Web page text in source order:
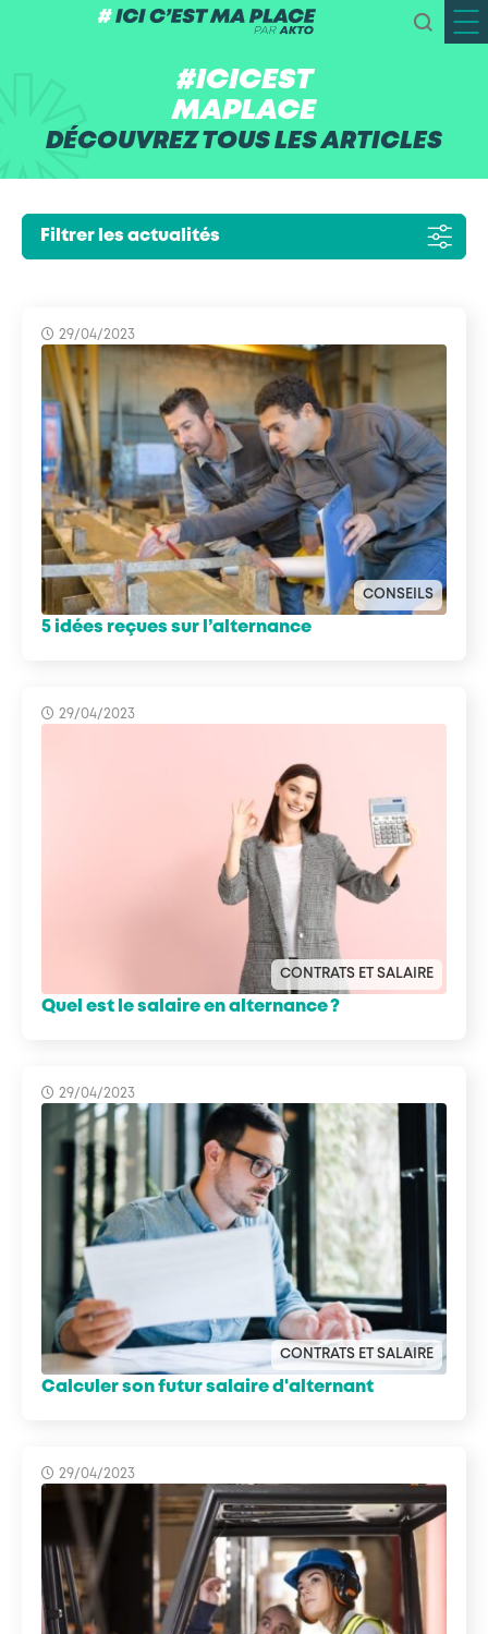
#ICICEST
MAPLACE
DÉCOUVREZ TOUS LES ARTICLES
Filtrer les actualités
29/04/2023
CONSEILS
5 idées reçues sur l’alternance
29/04/2023
CONTRATS ET SALAIRE
Quel est le salaire en alternance ?
29/04/2023
CONTRATS ET SALAIRE
Calculer son futur salaire d'alternant
29/04/2023